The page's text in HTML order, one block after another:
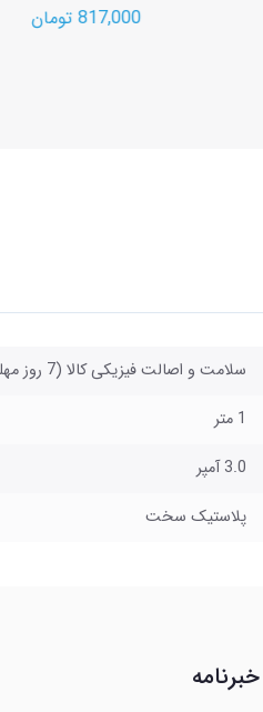
817,000 تومان
سلامت و اصالت فیزیکی کالا (7 روز مهلت تست)
1 متر
3.0 آمپر
پلاستیک سخت
خبرنامه